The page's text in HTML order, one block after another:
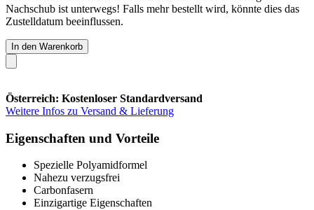
Nachschub ist unterwegs! Falls mehr bestellt wird, könnte dies das
Zustelldatum beeinflussen.
In den Warenkorb
Österreich: Kostenloser Standardversand
Weitere Infos zu Versand & Lieferung
Eigenschaften und Vorteile
Spezielle Polyamidformel
Nahezu verzugsfrei
Carbonfasern
Einzigartige Eigenschaften